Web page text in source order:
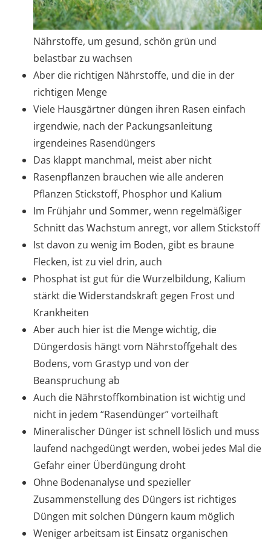
Nährstoffe, um gesund, schön grün und
belastbar zu wachsen
Aber die richtigen Nährstoffe, und die in der
richtigen Menge
Viele Hausgärtner düngen ihren Rasen einfach
irgendwie, nach der Packungsanleitung
irgendeines Rasendüngers
Das klappt manchmal, meist aber nicht
Rasenpflanzen brauchen wie alle anderen
Pflanzen Stickstoff, Phosphor und Kalium
Im Frühjahr und Sommer, wenn regelmäßiger
Schnitt das Wachstum anregt, vor allem Stickstoff
Ist davon zu wenig im Boden, gibt es braune
Flecken, ist zu viel drin, auch
Phosphat ist gut für die Wurzelbildung, Kalium
stärkt die Widerstandskraft gegen Frost und
Krankheiten
Aber auch hier ist die Menge wichtig, die
Düngerdosis hängt vom Nährstoffgehalt des
Bodens, vom Grastyp und von der
Beanspruchung ab
Auch die Nährstoffkombination ist wichtig und
nicht in jedem “Rasendünger” vorteilhaft
Mineralischer Dünger ist schnell löslich und muss
laufend nachgedüngt werden, wobei jedes Mal die
Gefahr einer Überdüngung droht
Ohne Bodenanalyse und spezieller
Zusammenstellung des Düngers ist richtiges
Düngen mit solchen Düngern kaum möglich
Weniger arbeitsam ist Einsatz organischen